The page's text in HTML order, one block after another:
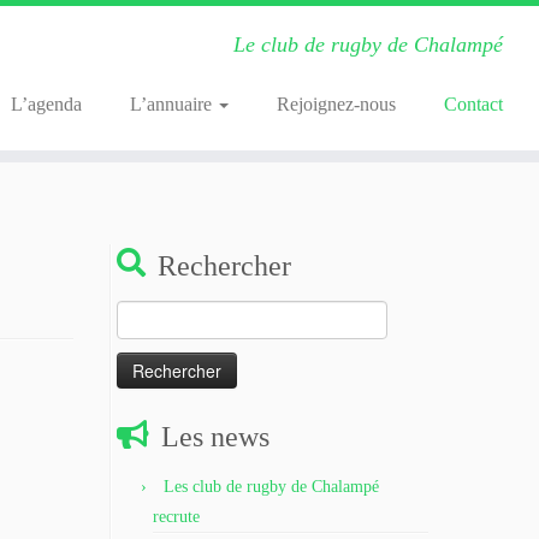
Le club de rugby de Chalampé
L’agenda L’annuaire Rejoignez-nous Contact
Rechercher
Les news
Les club de rugby de Chalampé
recrute